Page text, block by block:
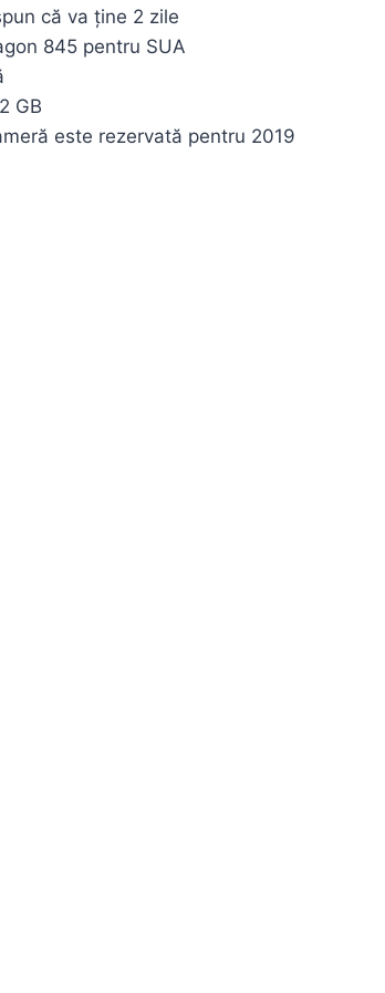
că va ține 2 zile
845 pentru SUA
GB
este rezervată pentru 2019